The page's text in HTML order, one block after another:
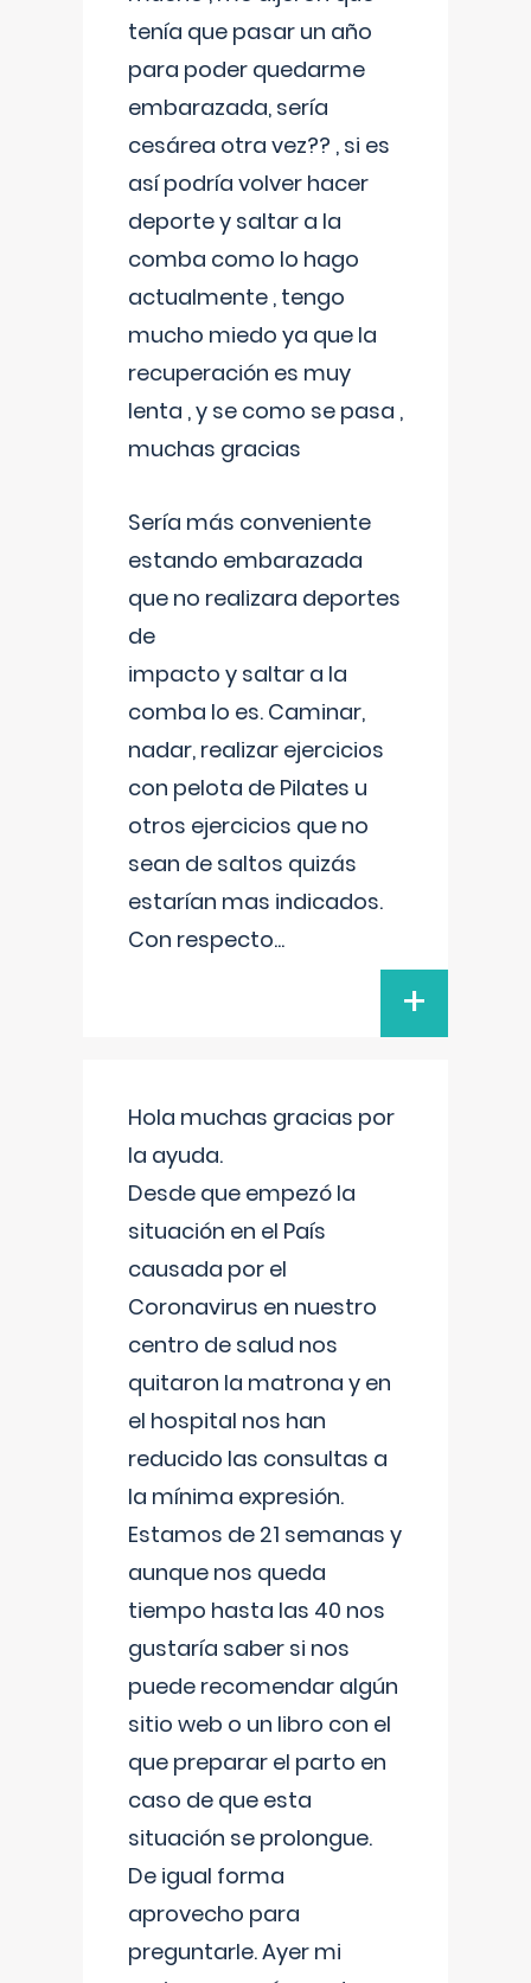
tenía que pasar un año
para poder quedarme
embarazada, sería
cesárea otra vez?? , si es
así podría volver hacer
deporte y saltar a la
comba como lo hago
actualmente , tengo
mucho miedo ya que la
recuperación es muy
lenta , y se como se pasa ,
muchas gracias
Sería más conveniente
estando embarazada
que no realizara deportes
de
impacto y saltar a la
comba lo es. Caminar,
nadar, realizar ejercicios
con pelota de Pilates u
otros ejercicios que no
sean de saltos quizás
estarían mas indicados.
Con respecto...
+
Hola muchas gracias por
la ayuda.
Desde que empezó la
situación en el País
causada por el
Coronavirus en nuestro
centro de salud nos
quitaron la matrona y en
el hospital nos han
reducido las consultas a
la mínima expresión.
Estamos de 21 semanas y
aunque nos queda
tiempo hasta las 40 nos
gustaría saber si nos
puede recomendar algún
sitio web o un libro con el
que preparar el parto en
caso de que esta
situación se prolongue.
De igual forma
aprovecho para
preguntarle. Ayer mi